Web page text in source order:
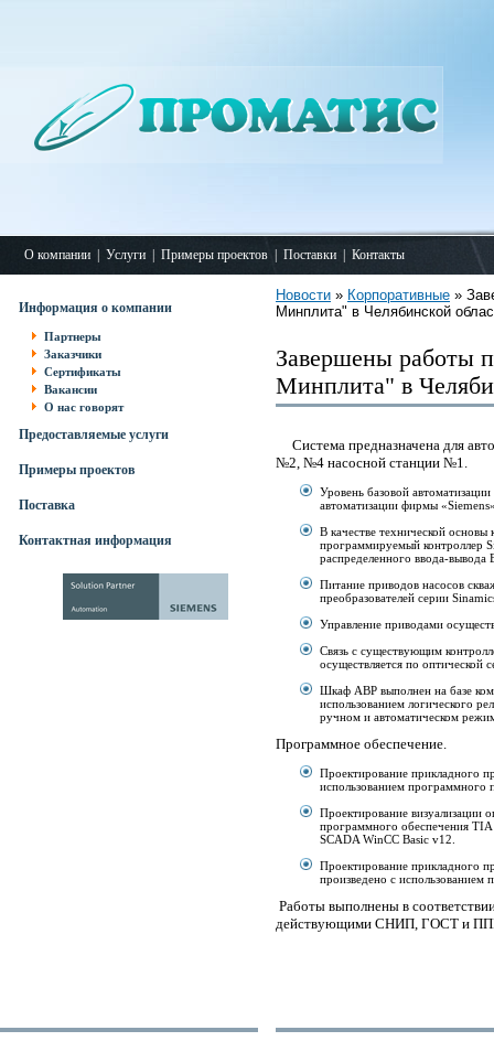
О компании Услуги Примеры проектов Поставки Контакты
Информация о компании
Партнеры
Заказчики
Сертификаты
Вакансии
О нас говорят
Предоставляемые услуги
Примеры проектов
Поставка
Контактная информация
Новости » Корпоративные »
Минплита" в Челябинской
Завершены работы
Минплита" в
Система предназначена для
№2, №4 насосной станции №1.
Уровень базовой
автоматизации фирмы
В качестве технической основы
программируемый контроллер
распределенного ввода-вывода
Питание приводов насосов
преобразователей серии
Управление приводами
Связь с существующим
осуществляется по оптической
Шкаф АВР выполнен на базе
использованием логического
ручном и автоматическом
Программное обеспечение.
Проектирование прикладного
использованием программного
Проектирование визуализации
программного обеспечения
SCADA WinCC Basic v12.
Проектирование прикладного
произведено с использованием
Работы выполнены в
действующими СНИП, ГОСТ и